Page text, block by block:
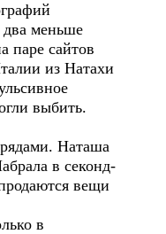
два меньше
паре сайтов
из Натахи
выбить.
Наташа
в секонд-
вещи
в